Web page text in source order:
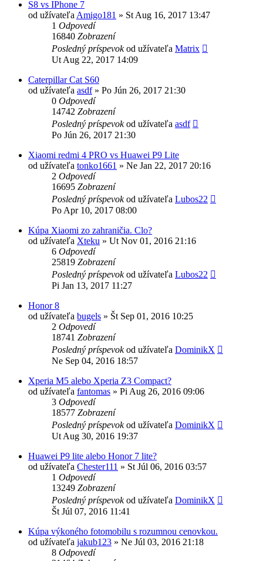
S8 vs IPhone 7
od užívateľa Amigo181 » St Aug 16, 2017 13:47
1 Odpovedí
16840 Zobrazení
Posledný príspevokod užívateľa Matrix
Ut Aug 22, 2017 14:09
Caterpillar Cat S60
od užívateľa asdf» Po Jún 26, 2017 21:30
0 Odpovedí
14742 Zobrazení
Posledný príspevokod užívateľa asdf
Po Jún 26, 2017 21:30
Xiaomi redmi 4 PRO vs Huawei P9 Lite
od užívateľa tonko1661 » Ne Jan 22, 2017 20:16
2 Odpovedí
16695 Zobrazení
Posledný príspevokod užívateľa Lubos22
Po Apr 10, 2017 08:00
Kúpa Xiaomi zo zahraničia. Clo?
od užívateľa Xteku » Ut Nov 01, 2016 21:16
6 Odpovedí
25819 Zobrazení
Posledný príspevokod užívateľa Lubos22
Pi Jan 13, 2017 11:27
Honor 8
od užívateľa bugels » Št Sep 01, 2016 10:25
2 Odpovedí
18741 Zobrazení
Posledný príspevokod užívateľa DominikX
Ne Sep 04, 2016 18:57
Xperia M5 alebo Xperia Z3 Compact?
od užívateľa fantomas » Pi Aug 26, 2016 09:06
3 Odpovedí
18577 Zobrazení
Posledný príspevokod užívateľa DominikX
Ut Aug 30, 2016 19:37
Huawei P9 lite alebo Honor 7 lite?
od užívateľa Chester111 » St Júl 06, 2016 03:57
1 Odpovedí
13249 Zobrazení
Posledný príspevokod užívateľa DominikX
Št Júl 07, 2016 11:41
Kúpa výkoného fotomobilu s rozumnou cenovkou.
od užívateľa jakub123 » Ne Júl 03, 2016 21:18
8 Odpovedí